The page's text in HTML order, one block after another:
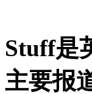
Stuff是
主要报